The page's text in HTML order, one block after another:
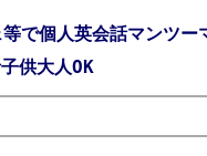
で個人英会話マンツー
供大人OK